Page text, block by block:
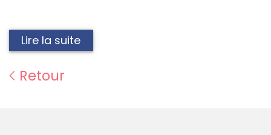
Lire la suite
Retour